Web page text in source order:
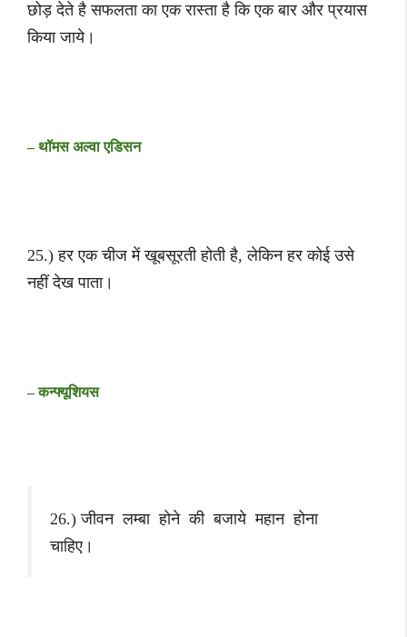
छोड़ देते है सफलता का एक रास्ता है कि एक बार और प्रयास
किया जाये।
– थॉमस अल्वा एडिसन
25.) हर एक चीज में खूबसूरती होती है, लेकिन हर कोई उसे
नहीं देख पाता।
– कन्फ्यूशियस
26.) जीवन लम्बा होने की बजाये महान होना
चाहिए।